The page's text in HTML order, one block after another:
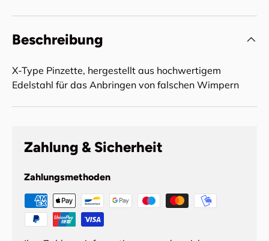
Beschreibung
X-Type Pinzette, hergestellt aus hochwertigem
Edelstahl für das Anbringen von falschen Wimpern
Zahlung & Sicherheit
Zahlungsmethoden